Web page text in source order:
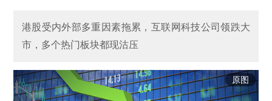
港股受内外部多重因素拖累，互联网科技公司领跌大
市，多个热门板块都现沽压
原图